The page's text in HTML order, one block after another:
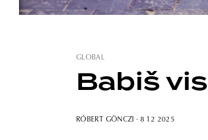
GLOBAL
Babiš
RÓBERT GÖNCZI · 8 12 2025